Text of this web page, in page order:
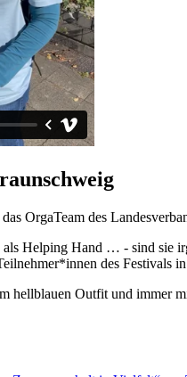
OrgaTeam des
Helping Hand … - sind sie
des Festivals
hellblauen Outfit und immer